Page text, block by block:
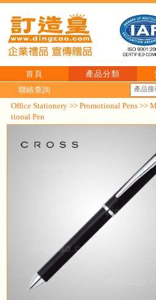
首頁 產品分類
聯絡查詢
Office Stationery >> Promotional Pens >>
tional Pen